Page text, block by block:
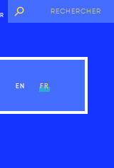
EN FR